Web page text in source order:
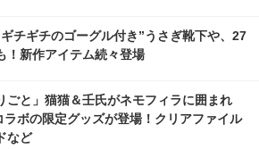
ギチギチのゴーグル付き”うさぎ靴下や、27
！新作アイテム続々登場
ごと」猫猫＆壬氏がネモフィラに囲まれ
ボの限定グッズが登場！クリアファイル
など